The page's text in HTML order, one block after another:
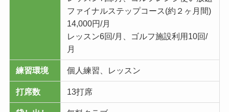
ファイナルステップコース(約２ヶ月間)
14,000円/月
レッスン6回/月、ゴルフ施設利用10回/
月
練習環境 個人練習、レッスン
打席数 13打席